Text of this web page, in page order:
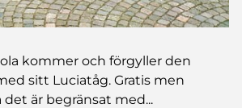
kommer och förgyller den
sitt Luciatåg. Gratis men
är begränsat med...